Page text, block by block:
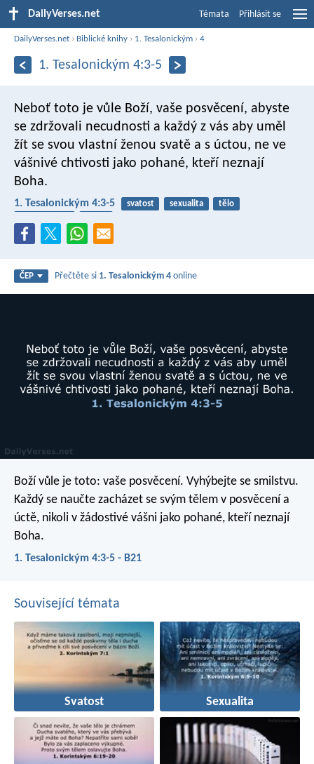
DailyVerses.net Témata Přihlásit se
DailyVerses.net › Biblické knihy › 1. Tesalonickým ›4
1. Tesalonickým 4:3-5
Neboť toto je vůle Boží, vaše posvěcení, abyste
se zdržovali necudnosti a každý z vás aby uměl
žít se svou vlastní ženou svatě a s úctou, ne ve
vášnivé chtivosti jako pohané, kteří neznají
Boha.
1. Tesalonickým 4:3-5 svatost sexualita
tělo
ČEP Přečtěte si 1. Tesalonickým 4 online
Boží vůle je toto: vaše posvěcení. Vyhýbejte se smilstvu.
Každý se naučte zacházet se svým tělem v posvěcení a
úctě, nikoli v žádostivé vášni jako pohané, kteří neznají
Boha.
1. Tesalonickým 4:3-5 - B21
Související témata
Svatost Sexualita